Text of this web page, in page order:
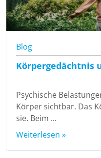
Blog
Körpergedächtnis
Psychische
Körper sichtbar. Das
sie. Beim ...
Weiterlesen »